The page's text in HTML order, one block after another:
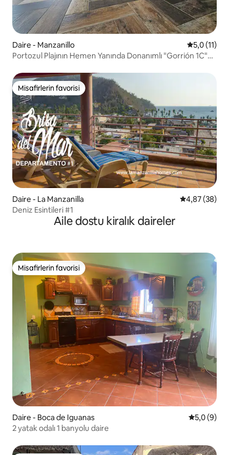
Daire - Manzanillo 55,0 (11)
Portozul Plajının Hemen Yanında Donanımlı "Gorrión 1C"
Misafirlerin favorisi
Misafirlerin favorisi
Daire - La Manzanilla 5 üzerinden
4,87 (38)
Deniz Esintileri #1
Aile dostu kiralık daireler
Misafirlerin favorisi
Misafirlerin favorisi
Daire - Boca de Iguanas 55,0 (9)
2 yatak odalı 1 banyolu daire